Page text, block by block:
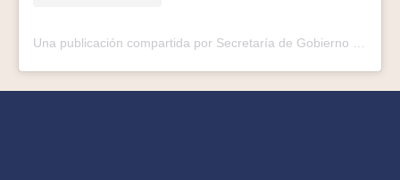
Una publicación compartida por Secretaría de Gobierno de Cali (@gobiernocali)